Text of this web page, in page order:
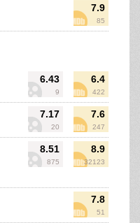
7.9
85
6.43
9
6.4
422
7.17
20
7.6
247
8.51
875
8.9
32123
7.8
51